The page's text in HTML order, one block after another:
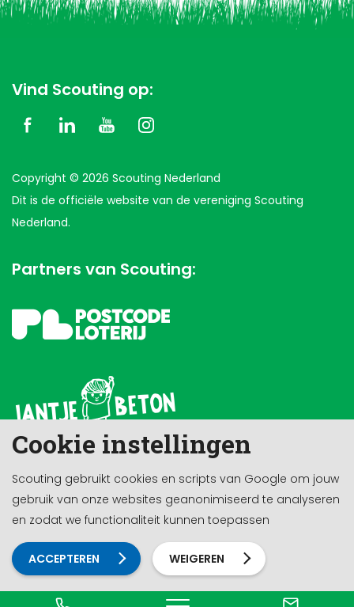
Cookie instellingen
Scouting gebruikt cookies en scripts van Google om jouw
gebruik van onze websites geanonimiseerd te analyseren
en zodat we functionaliteit kunnen toepassen
ACCEPTEREN WEIGEREN
Vind Scouting op:
Copyright © 2026 Scouting Nederland
Dit is de officiële website van de vereniging Scouting
Nederland.
Partners van Scouting: